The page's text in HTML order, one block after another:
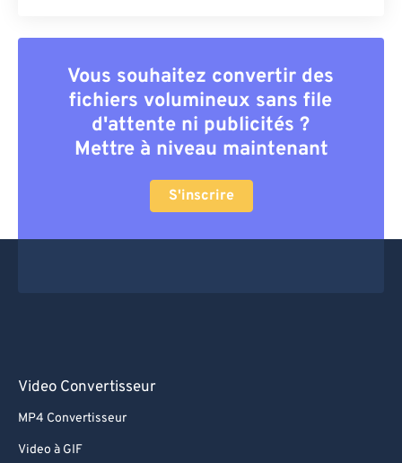
Vous souhaitez convertir des
fichiers volumineux sans file
d'attente ni publicités ?
Mettre à niveau maintenant
S'inscrire
Video Convertisseur
MP4 Convertisseur
Video à GIF